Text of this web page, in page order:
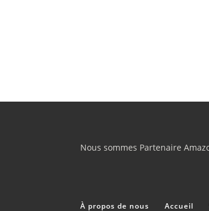
Nous sommes Partenaire
À propos de nous Accueil